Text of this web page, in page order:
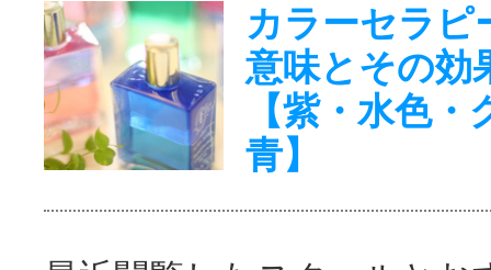
カラーセラピ
意味とその効
【紫・水色・
青】